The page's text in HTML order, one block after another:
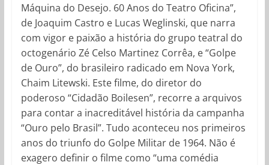
Máquina do Desejo. 60 Anos do Teatro Oficina”,
de Joaquim Castro e Lucas Weglinski, que narra
com vigor e paixão a história do grupo teatral do
octogenário Zé Celso Martinez Corrêa, e “Golpe
de Ouro”, do brasileiro radicado em Nova York,
Chaim Litewski. Este filme, do diretor do
poderoso “Cidadão Boilesen”, recorre a arquivos
para contar a inacreditável história da campanha
“Ouro pelo Brasil”. Tudo aconteceu nos primeiros
anos do triunfo do Golpe Militar de 1964. Não é
exagero definir o filme como “uma comédia